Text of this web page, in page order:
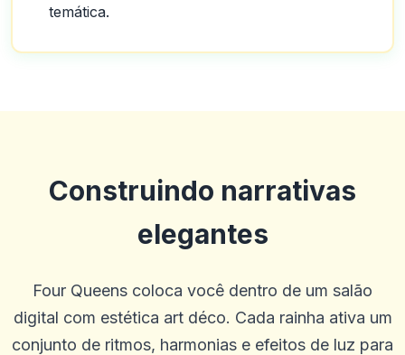
temática.
Construindo narrativas
elegantes
Four Queens coloca você dentro de um salão
digital com estética art déco. Cada rainha ativa um
conjunto de ritmos, harmonias e efeitos de luz para